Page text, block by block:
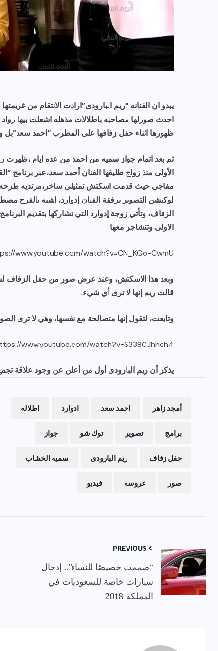
يبدو ان الفنانه “ريم البارودى”ارادت الانتقام من
احدث صورلها مصاحبه باطلالات مذهله اشعلت بيها
ظهورها اثناء حفل زفافها على المطرب “احمد سعد”بل
ثم بعد اتمام جواز سميه من احمد من عده ايام ،ظهرت
الأولى منذ زواج طليقها الفنان أحمد سعد،عبر برنامج
مفاجى حيث قدمت اسكتش تمثيلى ساخر،مرتديه طرحه
لوكيشن التصوير برفقة الفنان إدوارد، اشبه بالفرح
الزفاف، وتأتي زوجة إدوارد التي تشاركها بتقديم
الاولى وتتشاجر معها.
www.youtube.com/watch?v=CN_KGo-CwmU
وبعد هذا الاسكتش، وعند عرض صور من حفل الزفاف
قالت ريم إنها لا ترى أي شيء.
وتابعت، لتقول إنها متصالحة مع نفسها، وهي لا ترى
www.youtube.com/watch?v=S338CJhhch4
يذكر أن ريم البارودى أول من أعلن عن وجود علاقة
أمجد زاهر احمد سعد ادوارد اطلاله
برامج تصوير توك شو جواز
حفل زفاف ريم البارودى سميه الخشاب
صور عروسه فيديو
“صممت خصيصًا للنساء”.. إدخال
سيارات خاصة للسعوديات في
المملكة 2018